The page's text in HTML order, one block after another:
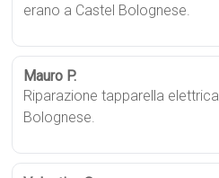
erano a Castel Bolognese.
Mauro P.
Riparazione tapparella
Bolognese.